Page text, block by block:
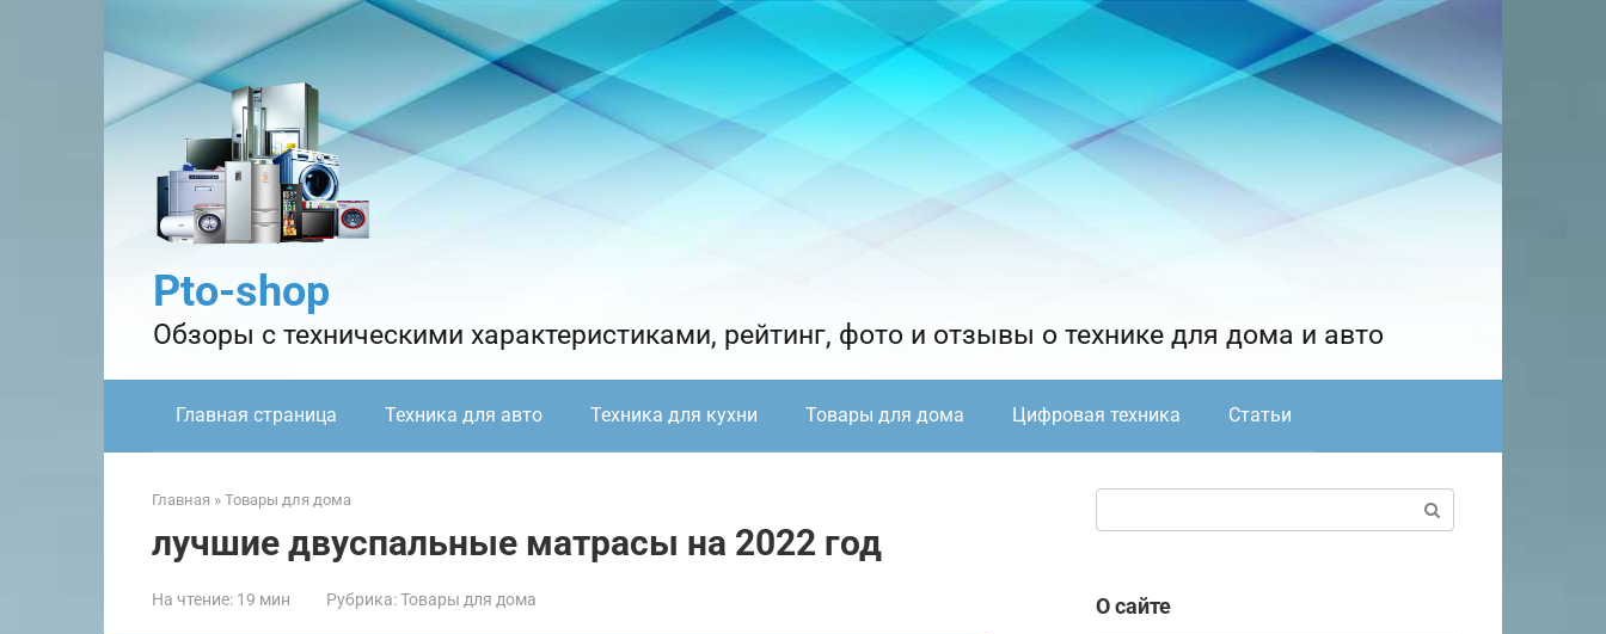
Pto-shop
Обзоры с техническими характеристиками, рейтинг, фото и отзывы о технике для дома и авто
Главная страница Техника для авто Техника для кухни Товары для дома Цифровая техника Статьи
Главная » Товары для дома
️лучшие двуспальные матрасы на 2022 год
На чтение: 19 мин Рубрика:Товары для дома О сайте